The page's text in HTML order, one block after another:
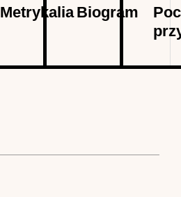
MetrykaliaBiogram